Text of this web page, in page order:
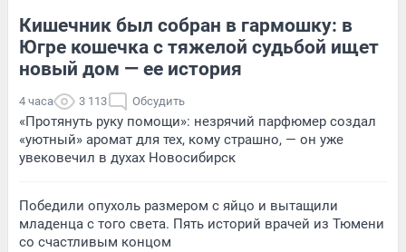
Кишечник был собран в гармошку: в
Югре кошечка с тяжелой судьбой ищет
новый дом — ее история
4 часа 3 113 Обсудить
«Протянуть руку помощи»: незрячий парфюмер создал
«уютный» аромат для тех, кому страшно, — он уже
увековечил в духах Новосибирск
Победили опухоль размером с яйцо и вытащили
младенца с того света. Пять историй врачей из Тюмени
со счастливым концом